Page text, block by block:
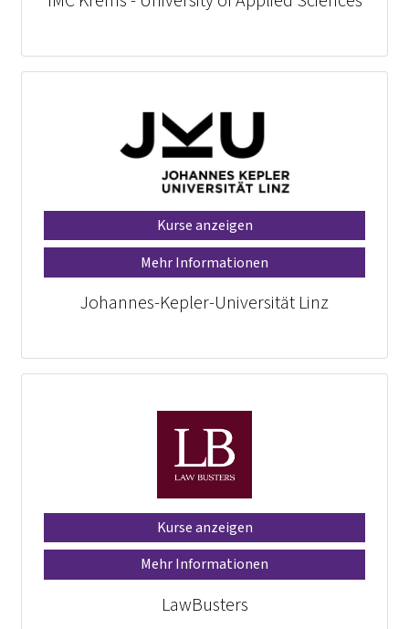
Kurse anzeigen
Mehr Informationen
Johannes-Kepler-Universität Linz
Kurse anzeigen
Mehr Informationen
LawBusters